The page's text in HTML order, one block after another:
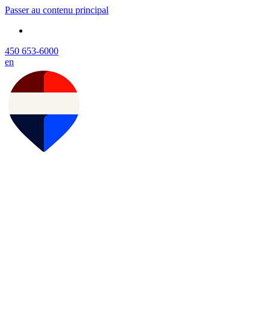
Passer au contenu principal
450 653-6000
en